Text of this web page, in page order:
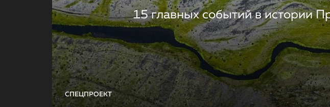
СПЕЦПРОЕКТ
15 главных событий в истории